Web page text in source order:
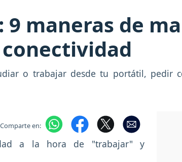
maneras de
o trabajar desde tu portátil, pedir
Comparte en: